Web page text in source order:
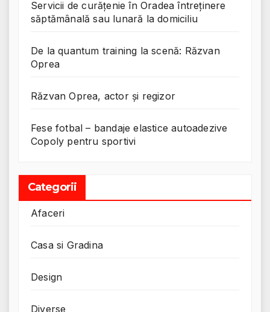
Servicii de curățenie în Oradea întreținere
săptămânală sau lunară la domiciliu
De la quantum training la scenă: Răzvan
Oprea
Răzvan Oprea, actor și regizor
Fese fotbal – bandaje elastice autoadezive
Copoly pentru sportivi
Categorii
Afaceri
Casa si Gradina
Design
Diverse